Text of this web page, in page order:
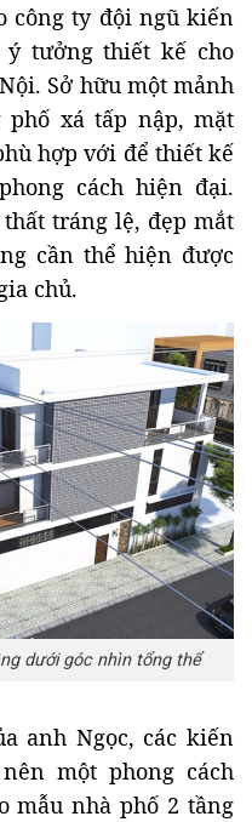
công ty đội ngũ kiến
ý tưởng thiết kế cho
Sở hữu một mảnh
xá tấp nập, mặt
hợp với để thiết kế
cách hiện đại.
tráng lệ, đẹp mắt
cần thể hiện được
chủ.
dưới góc nhìn tổng thể
anh Ngọc, các kiến
một phong cách
mẫu nhà phố 2 tầng